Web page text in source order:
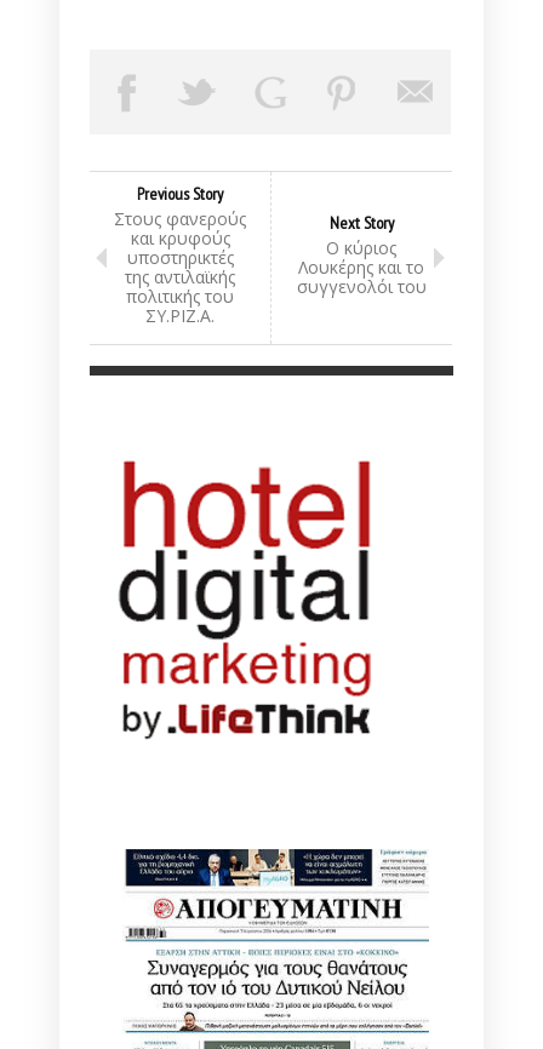
Previous Story
Στους φανερούς
και κρυφούς
υποστηρικτές
της αντιλαϊκής
πολιτικής του
ΣΥ.ΡΙΖ.Α.
Next Story
Ο κύριος
Λουκέρης και το
συγγενολόι του